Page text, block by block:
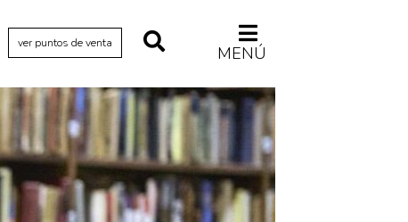
ver puntos de venta MENÚ